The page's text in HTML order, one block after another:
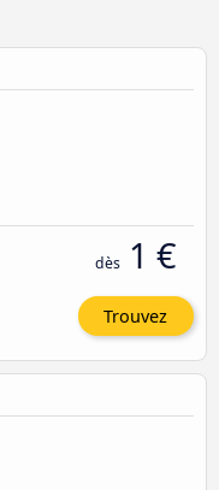
dès 1 €
Trouvez